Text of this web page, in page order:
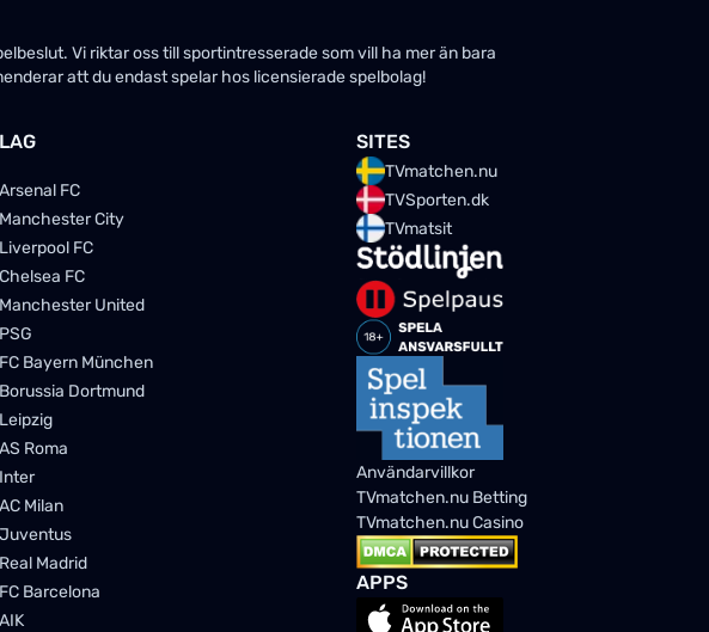
Vi riktar oss till sportintresserade som vill ha mer än bara
att du endast spelar hos licensierade spelbolag!
LAG
Arsenal FC
Manchester City
Liverpool FC
Chelsea FC
Manchester United
PSG
FC Bayern München
Borussia Dortmund
Leipzig
AS Roma
Inter
AC Milan
Juventus
Real Madrid
FC Barcelona
AIK
SITES
TVmatchen.nu
TVSporten.dk
TVmatsit
Användarvillkor
TVmatchen.nu Betting
TVmatchen.nu Casino
APPS